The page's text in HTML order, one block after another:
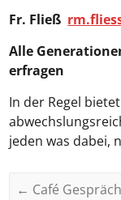
Fr. Fließ
Alle
erfragen
In der Regel
jeden was dabei,
← Café